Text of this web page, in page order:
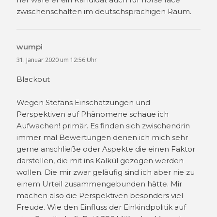
zwischenschalten im deutschsprachigen Raum.
wumpi
31. Januar 2020 um 12:56 Uhr
Blackout
Wegen Stefans Einschätzungen und
Perspektiven auf Phänomene schaue ich
Aufwachen! primär. Es finden sich zwischendrin
immer mal Bewertungen denen ich mich sehr
gerne anschließe oder Aspekte die einen Faktor
darstellen, die mit ins Kalkül gezogen werden
wollen. Die mir zwar geläufig sind ich aber nie zu
einem Urteil zusammengebunden hätte. Mir
machen also die Perspektiven besonders viel
Freude. Wie den Einfluss der Einkindpolitik auf